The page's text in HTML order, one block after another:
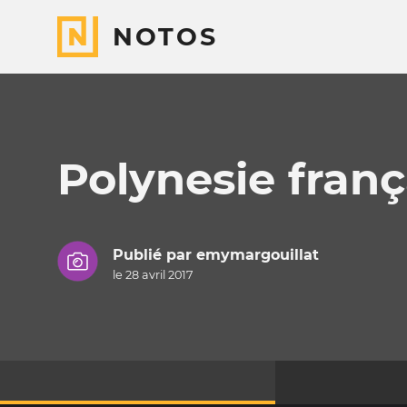
NOTOS
Polynesie
Publié par emymargouillat
le 28 avril 2017